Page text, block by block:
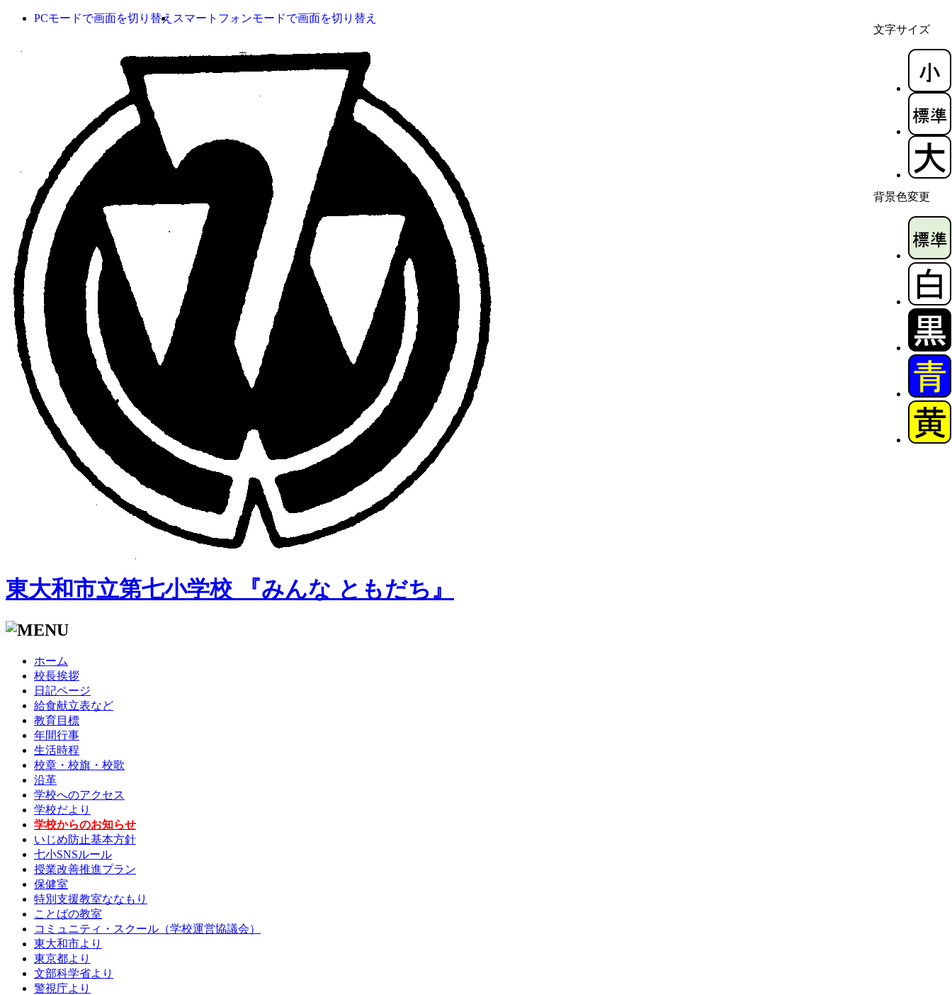
文字サイズ
背景色変更
PCモードで画面を切り替え スマートフォンモードで画面を切り替え
東大和市立第七小学校 『みんな ともだち』
ホーム
校長挨拶
日記ページ
給食献立表など
教育目標
年間行事
生活時程
校章・校旗・校歌
沿革
学校へのアクセス
学校だより
学校からのお知らせ
いじめ防止基本方針
七小SNSルール
授業改善推進プラン
保健室
特別支援教室ななもり
ことばの教室
コミュニティ・スクール（学校運営協議会）
東大和市より
東京都より
文部科学省より
警視庁より